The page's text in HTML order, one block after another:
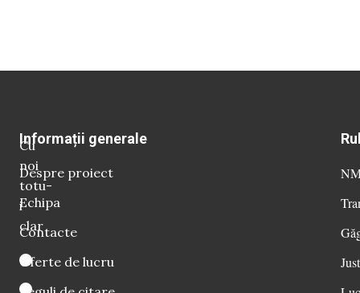
Cu
noi
totu-
i
clar
Informații generale
Despre proiect
Echipa
Contacte
Oferte de lucru